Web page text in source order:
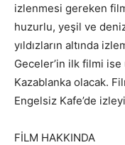
izlenmesi gereken
huzurlu, yeşil ve
yıldızların altında
Geceler’in ilk filmi
Kazablanka olacak.
Engelsiz Kafe’de
FİLM HAKKINDA